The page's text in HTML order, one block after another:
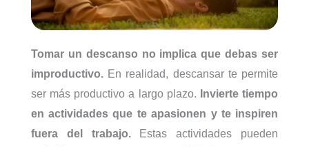
Tomar un descanso no implica que debas ser
improductivo.En realidad, descansar te permite
ser más productivo a largo plazo.
Invierte tiempo
en actividades que te apasionen y te inspiren
fuera del trabajo.Estas actividades pueden